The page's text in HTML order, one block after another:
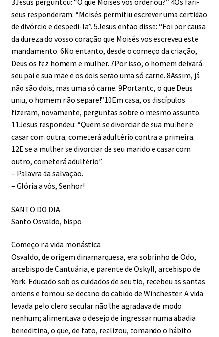
3Jesus perguntou: “O que Moisés vos ordenou?” 4Os fari­
seus responderam: “Moisés permitiu escrever uma certidão
de divórcio e despedi-la”. 5Jesus então disse: “Foi por causa
da dureza do vosso coração que Moi­sés vos escreveu este
mandamento. 6No entanto, desde o começo da criação,
Deus os fez homem e mulher. 7Por isso, o homem deixará
seu pai e sua mãe e os dois serão uma só carne. 8Assim, já
não são dois, mas uma só carne. 9Portanto, o que Deus
uniu, o homem não separe!”10Em casa, os discípulos
fizeram, novamente, perguntas sobre o mesmo assunto.
11Jesus respondeu: “Quem se divorciar de sua mulher e
casar com outra, cometerá adultério contra a primeira.
12E se a mulher se divorciar de seu marido e casar com
outro, cometerá adultério”.
– Palavra da salvação.
– Glória a vós, Senhor!
SANTO DO DIA
Santo Osvaldo, bispo
Começo na vida monástica
Osvaldo, de origem dinamarquesa, era sobrinho de Odo,
arcebispo de Cantuária, e parente de Oskyll, arcebispo de
York. Educado sob os cuidados de seu tio, recebeu as santas
ordens e tomou-se decano do cabido de Winchester. A vida
levada pelo clero secular não lhe agradava de modo
nenhum; alimentava o desejo de ingressar numa abadia
beneditina, o que, de fato, realizou, tomando o hábito